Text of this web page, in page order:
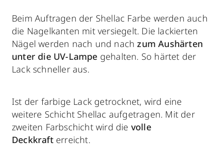
Beim Auftragen der Shellac Farbe werden auch
die Nagelkanten mit versiegelt. Die lackierten
Nägel werden nach und nachzum Aushärten
unter die UV-Lampe gehalten. So härtet der
Lack schneller aus.
Ist der farbige Lack getrocknet, wird eine
weitere Schicht Shellac aufgetragen. Mit der
zweiten Farbschicht wird die volle
Deckkrafterreicht.